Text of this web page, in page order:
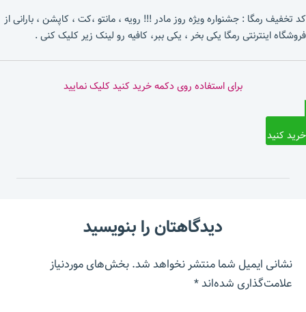
کد تخفیف رمگا : جشنواره ویژه روز مادر !!! رویه ، مانتو ،کت ، کاپشن ، بارانی از
فروشگاه اینترنتی رمگا یکی بخر ، یکی ببر، کافیه رو لینک زیر کلیک کنی .
برای استفاده روی دکمه خرید کنید کلیک نمایید
خرید کنید
دیدگاهتان را بنویسید
نشانی ایمیل شما منتشر نخواهد شد.بخش‌های موردنیاز
علامت‌گذاری شده‌اند*